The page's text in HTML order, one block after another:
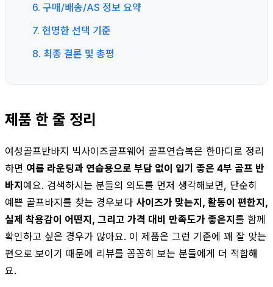
6. 구매/배송/AS 정보 요약
7. 현명한 선택 기준
8. 최종 결론 및 총평
제품 한 줄 정리
여성골프반바지 빅사이즈골프웨어 골프연습복은 한마디로 정리
하면 여름 라운딩과 연습용으로 부담 없이 입기 좋은 4부 골프 반
바지예요. 검색하시는 분들의 의도를 먼저 생각해보면, 단순히
예쁜 골프바지를 찾는 경우보다 사이즈가 맞는지, 활동이 편한지,
실제 착용감이 어떤지, 그리고 가격 대비 만족도가 좋은지를 함께
확인하고 싶은 경우가 많아요. 이 제품은 그런 기준에 꽤 잘 맞는
편으로 보이기 때문에 리뷰를 꼼꼼히 보는 분들에게 더 적합해
요.